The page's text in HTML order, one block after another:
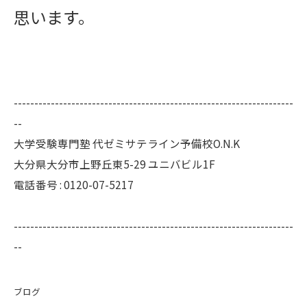
思います。
--------------------------------------------------------------------
--
大学受験専門塾 代ゼミサテライン予備校O.N.K
大分県大分市上野丘東5-29 ユニバビル1F
電話番号 : 0120-07-5217
--------------------------------------------------------------------
--
ブログ